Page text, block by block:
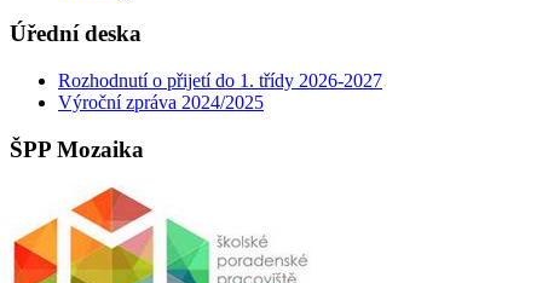
Úřední deska
Rozhodnutí o přijetí do 1. třídy 2026-2027
Výroční zpráva 2024/2025
ŠPP Mozaika